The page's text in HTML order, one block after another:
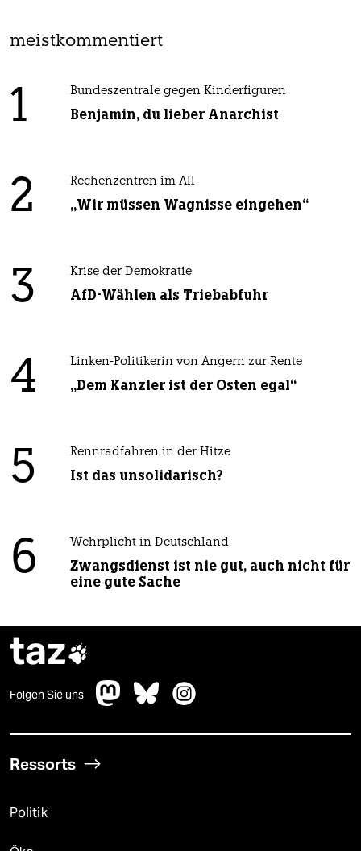
meistkommentiert
1 Bundeszentrale gegen Kinderfiguren
Benjamin, du lieber Anarchist
2 Rechenzentren im All
„Wir müssen Wagnisse eingehen“
3 Krise der Demokratie
AfD-Wählen als Triebabfuhr
4 Linken-Politikerin von Angern zur Rente
„Dem Kanzler ist der Osten egal“
5 Rennradfahren in der Hitze
Ist das unsolidarisch?
6 Wehrplicht in Deutschland
Zwangsdienst ist nie gut, auch nicht für
eine gute Sache
taz
Folgen Sie uns
Ressorts
Politik